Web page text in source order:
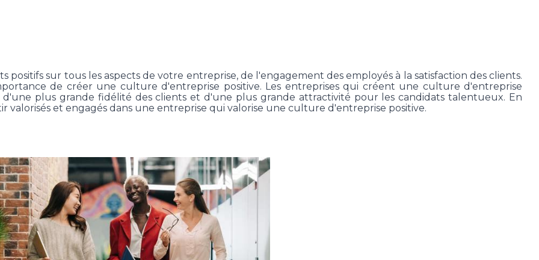
sur tous les aspects de votre entreprise, de l'engagement des employés à la satisfaction des clients.
de créer une culture d'entreprise positive. Les entreprises qui créent une culture d'entreprise
plus grande fidélité des clients et d'une plus grande attractivité pour les candidats talentueux. En
valorisés et engagés dans une entreprise qui valorise une culture d'entreprise positive.